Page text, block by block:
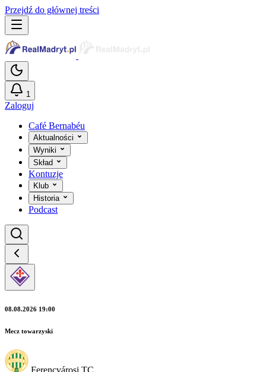
Przejdź do głównej treści
1
Zaloguj
Café Bernabéu
Aktualności
Wyniki
Skład
Kontuzje
Klub
Historia
Podcast
08.08.2026 19:00
Mecz towarzyski
Ferencvárosi TC